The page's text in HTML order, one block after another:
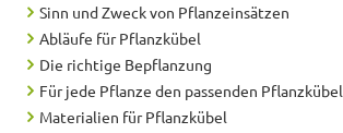
Sinn und Zweck von Pflanzeinsätzen
Abläufe für Pflanzkübel
Die richtige Bepflanzung
Für jede Pflanze den passenden Pflanzkübel
Materialien für Pflanzkübel